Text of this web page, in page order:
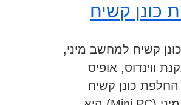
כונן קשיח
קשיח למחשב מיני,
ווינדוס, אופיס
החלפת כונן קשיח